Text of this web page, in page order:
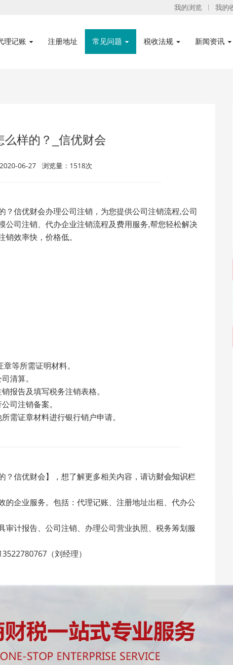
我的浏览 我的
理记账 注册地址 常见问题 税收法规 新闻资讯
么样的？_信优财会
06-27 浏览量：1518次
？信优财会办理公司注销，为您提供公司注销流程,公司
公司注销、代办企业注销流程及费用服务,帮您轻松解决
效率快，价格低。
等所需证明材料。
清算。
报告及填写税务注销表格。
司注销备案。
需证章材料进行银行销户申请。
？信优财会】，想了解更多相关内容，请访财会知识栏
企业服务。包括：代理记账、注册地址出租、代办公
计报告、公司注销、办理公司营业执照、税务筹划服
（刘经理）